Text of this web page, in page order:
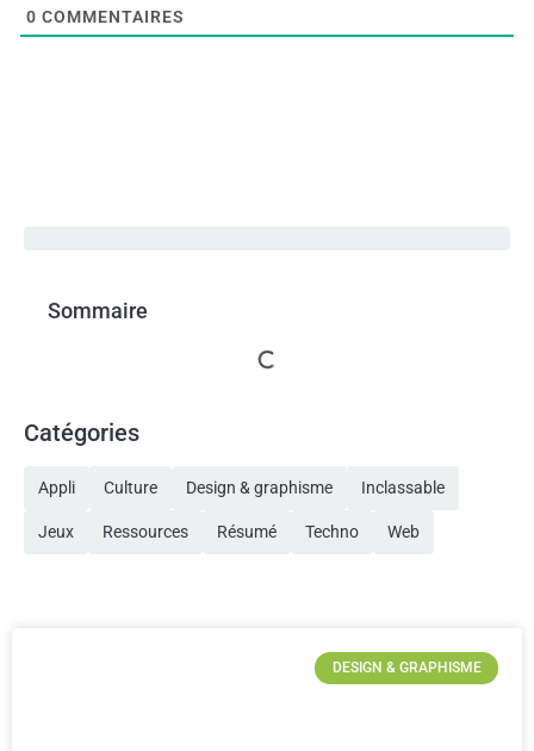
0 COMMENTAIRES
Sommaire
Catégories
Appli Culture Design & graphisme Inclassable
Jeux Ressources Résumé Techno Web
DESIGN & GRAPHISME